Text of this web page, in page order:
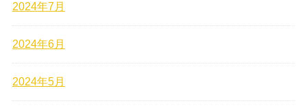
2024年7月
2024年6月
2024年5月